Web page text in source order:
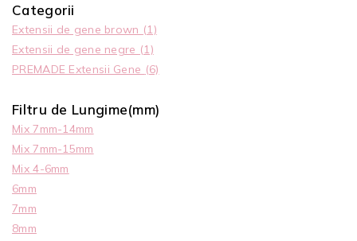
Categorii
Extensii de gene brown (1)
Extensii de gene negre (1)
PREMADE Extensii Gene (6)
Filtru de Lungime(mm)
Mix 7mm-14mm
Mix 7mm-15mm
Mix 4-6mm
6mm
7mm
8mm